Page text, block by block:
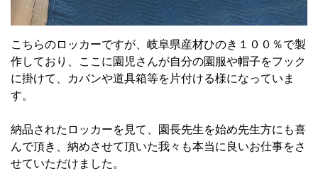
こちらのロッカーですが、岐阜県産材ひのき１００％で製
作しており、ここに園児さんが自分の園服や帽子をフック
に掛けて、カバンや道具箱等を片付ける様になっていま
す。
納品されたロッカーを見て、園長先生を始め先生方にも喜
んで頂き、納めさせて頂いた我々も本当に良いお仕事をさ
せていただけました。